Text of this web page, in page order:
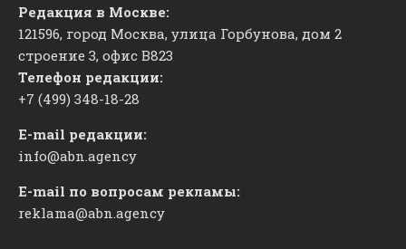
Редакция в Москве:
121596, город Москва, улица Горбунова, дом 2
строение 3, офис ​В823
Телефон редакции:
+7 (499) 348-18-28
E-mail редакции:
info@abn.agency
E-mail по вопросам рекламы:
reklama@abn.agency